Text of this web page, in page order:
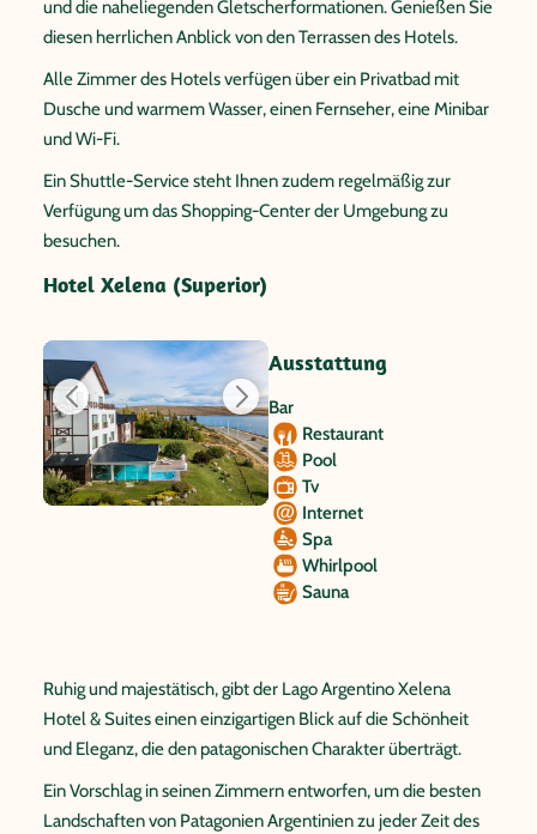
und die naheliegenden Gletscherformationen. Genießen Sie
diesen herrlichen Anblick von den Terrassen des Hotels.
Alle Zimmer des Hotels verfügen über ein Privatbad mit
Dusche und warmem Wasser, einen Fernseher, eine Minibar
und Wi-Fi.
Ein Shuttle-Service steht Ihnen zudem regelmäßig zur
Verfügung um das Shopping-Center der Umgebung zu
besuchen.
Hotel Xelena (Superior)
Ausstattung
Bar
Restaurant
Pool
Tv
Internet
Spa
Whirlpool
Sauna
Ruhig und majestätisch, gibt der Lago Argentino Xelena
Hotel & Suites einen einzigartigen Blick auf die Schönheit
und Eleganz, die den patagonischen Charakter überträgt.
Ein Vorschlag in seinen Zimmern entworfen, um die besten
Landschaften von Patagonien Argentinien zu jeder Zeit des